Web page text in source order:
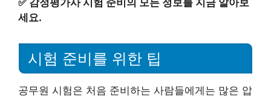
✅ 감정평가사 시험 준비의 모든 정보를 지금 알아보
세요.
시험 준비를 위한 팁
공무원 시험은 처음 준비하는 사람들에게는 많은 압